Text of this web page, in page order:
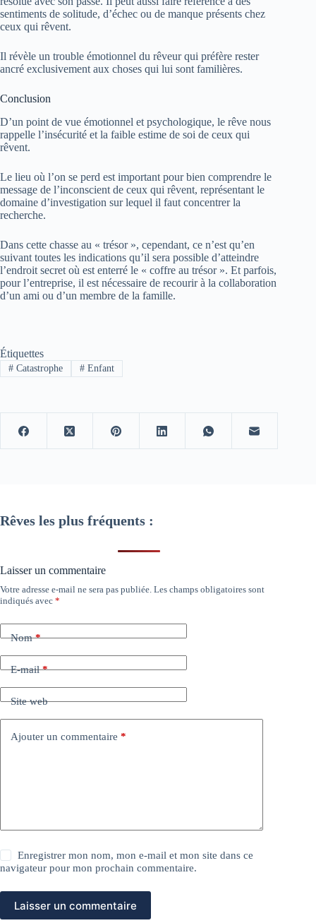
sentiments de solitude, d’échec ou de manque présents chez
ceux qui rêvent.
Il révèle un trouble émotionnel du rêveur qui préfère rester
ancré exclusivement aux choses qui lui sont familières.
Conclusion
D’un point de vue émotionnel et psychologique, le rêve nous
rappelle l’insécurité et la faible estime de soi de ceux qui
rêvent.
Le lieu où l’on se perd est important pour bien comprendre le
message de l’inconscient de ceux qui rêvent, représentant le
domaine d’investigation sur lequel il faut concentrer la
recherche.
Dans cette chasse au « trésor », cependant, ce n’est qu’en
suivant toutes les indications qu’il sera possible d’atteindre
l’endroit secret où est enterré le « coffre au trésor ». Et parfois,
pour l’entreprise, il est nécessaire de recourir à la collaboration
d’un ami ou d’un membre de la famille.
Étiquettes
#Catastrophe #Enfant
Rêves les plus fréquents :
Laisser un commentaire
Votre adresse e-mail ne sera pas publiée. Les champs obligatoires sont
indiqués avec *
Nom*
E-mail*
Site web
Ajouter un commentaire *
Enregistrer mon nom, mon e-mail et mon site dans ce
navigateur pour mon prochain commentaire.
Laisser un commentaire